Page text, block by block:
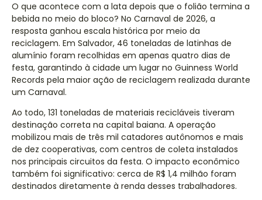
O que acontece com a lata depois que o folião termina a
bebida no meio do bloco? No Carnaval de 2026, a
resposta ganhou escala histórica por meio da
reciclagem. Em Salvador, 46 toneladas de latinhas de
alumínio foram recolhidas em apenas quatro dias de
festa, garantindo à cidade um lugar no Guinness World
Records pela maior ação de reciclagem realizada durante
um Carnaval.
Ao todo, 131 toneladas de materiais recicláveis tiveram
destinação correta na capital baiana. A operação
mobilizou mais de três mil catadores autônomos e mais
de dez cooperativas, com centros de coleta instalados
nos principais circuitos da festa. O impacto econômico
também foi significativo: cerca de R$ 1,4 milhão foram
destinados diretamente à renda desses trabalhadores.